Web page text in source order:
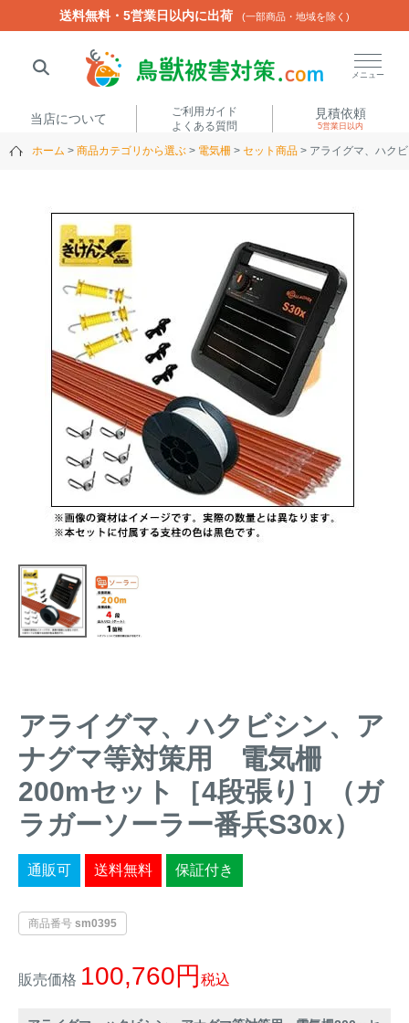
送料無料・5営業日以内に出荷 (一部商品・地域を除く)
メニュー
当店について
ご利用ガイド
よくある質問
見積依頼
5営業日以内
ホーム 商品カテゴリから選ぶ 電気柵 セット商品 アライグマ、ハク
アライグマ、ハクビシン、ア
ナグマ等対策用 電気柵
200mセット［4段張り］（ガ
ラガーソーラー番兵S30x）
通販可 送料無料 保証付き
商品番号 sm0395
販売価格 100,760 税込
送料無料・5営業日以内に出荷 (一部商品・地域を除く)
閉じる
いのししくん
TREL4G-R
アニマルセンサー
商品カテゴリから選ぶ
電気柵
トレイルカメラ （セン
サーカメラ）
屋外防犯・監視カメ
ラ（SDカード録画）
ICT・IoT機器
金網柵（ワイヤーメッシ
ュ柵等）
箱わな
（アライグマ・ハ
クビシン・ネズミ等）
防獣・防鳥ネット
くくり罠（イノシシ・
シカ等）
対象動物から選ぶ
動物の種類から対策商品を選ぶ